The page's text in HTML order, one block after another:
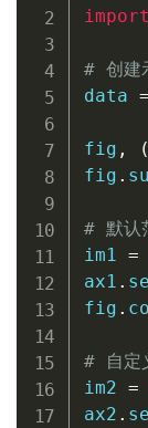
import
# 创建
data =
fig , (
fig .
# 默认
im1 =
ax1 .
fig .
# 自定
im2 =
ax2 .